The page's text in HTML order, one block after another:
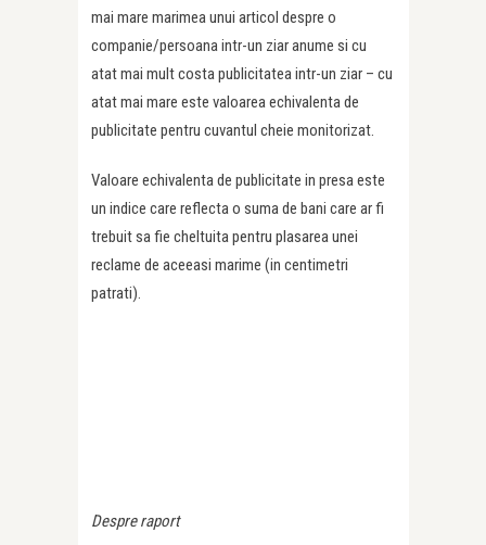
mai mare marimea unui articol despre o
companie/persoana intr-un ziar anume si cu
atat mai mult costa publicitatea intr-un ziar – cu
atat mai mare este valoarea echivalenta de
publicitate pentru cuvantul cheie monitorizat.
Valoare echivalenta de publicitate in presa este
un indice care reflecta o suma de bani care ar fi
trebuit sa fie cheltuita pentru plasarea unei
reclame de aceeasi marime (in centimetri
patrati).
Despre raport